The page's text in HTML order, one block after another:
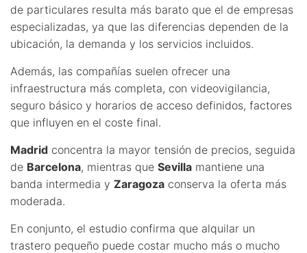
de particulares resulta más barato que el de empresas
especializadas, ya que las diferencias dependen de la
ubicación, la demanda y los servicios incluidos.
Además, las compañías suelen ofrecer una
infraestructura más completa, con videovigilancia,
seguro básico y horarios de acceso definidos, factores
que influyen en el coste final.
Madrid concentra la mayor tensión de precios, seguida
de Barcelona, mientras que Sevilla mantiene una
banda intermedia y Zaragoza conserva la oferta más
moderada.
En conjunto, el estudio confirma que alquilar un
trastero pequeño puede costar mucho más o mucho